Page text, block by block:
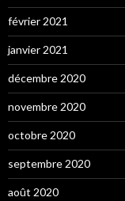
février 2021
janvier 2021
décembre 2020
novembre 2020
octobre 2020
septembre 2020
août 2020